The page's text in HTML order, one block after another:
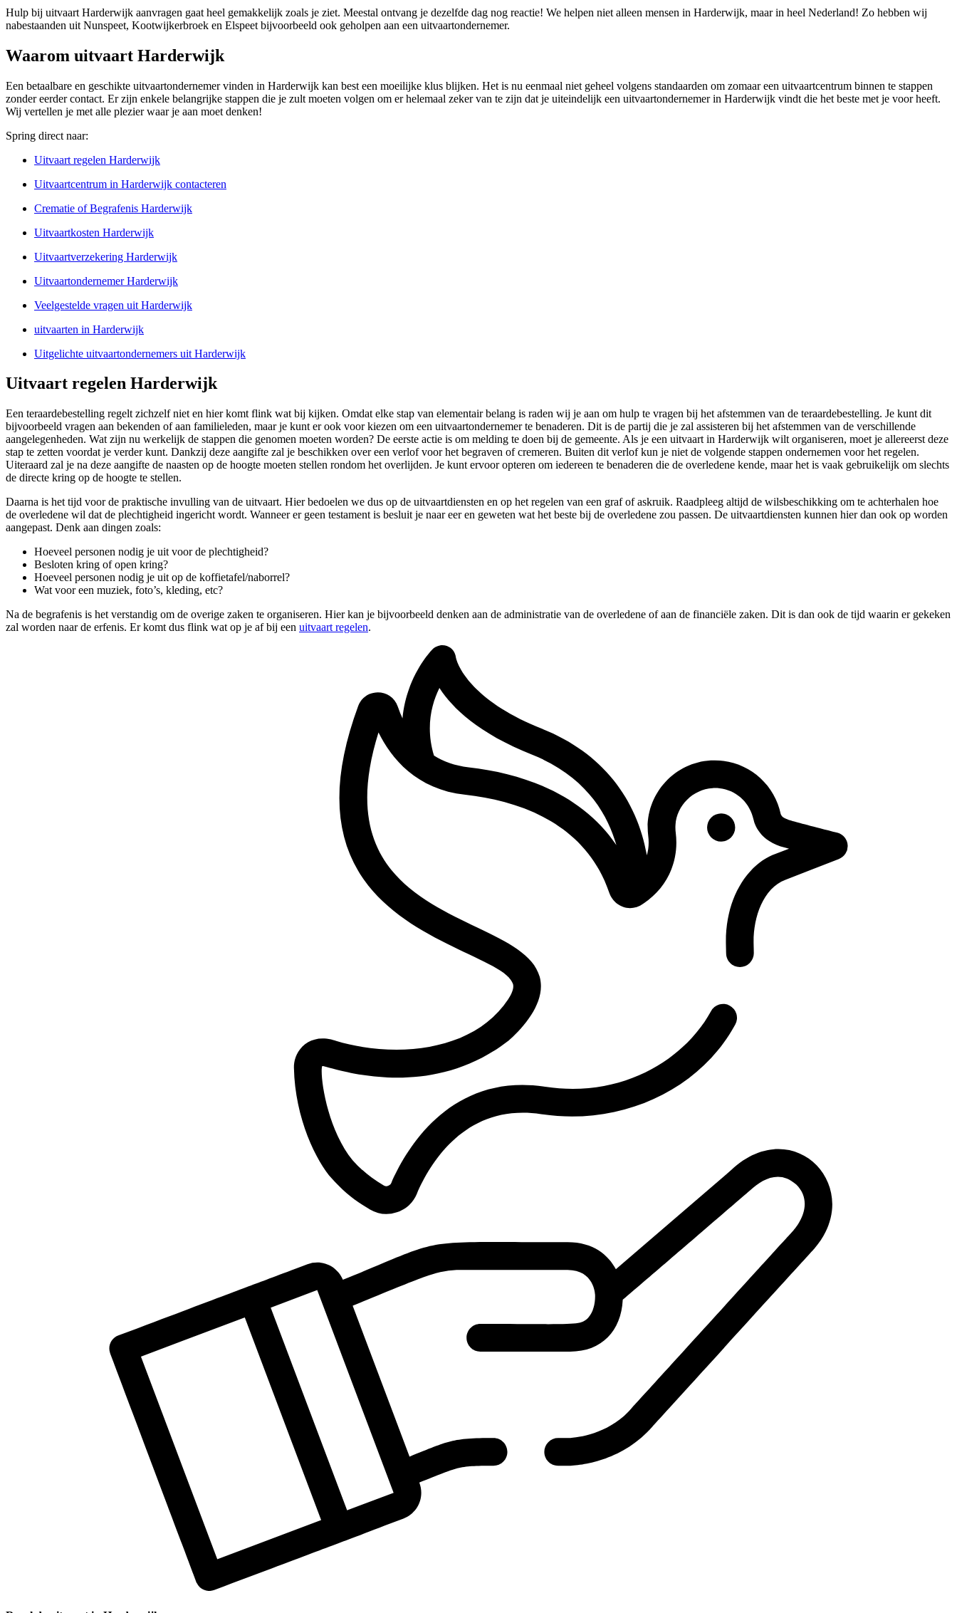
Hulp bij uitvaart Harderwijk aanvragen gaat heel gemakkelijk zoals je ziet. Meestal ontvang je dezelfde dag nog reactie! We helpen niet alleen mensen in Harderwijk, maar in heel Nederland! Zo hebben wij
nabestaanden uit Nunspeet, Kootwijkerbroek en Elspeet bijvoorbeeld ook geholpen aan een uitvaartondernemer.
Waarom uitvaart Harderwijk
Een betaalbare en geschikte uitvaartondernemer vinden in Harderwijk kan best een moeilijke klus blijken. Het is nu eenmaal niet geheel volgens standaarden om zomaar een uitvaartcentrum binnen te stappen
zonder eerder contact. Er zijn enkele belangrijke stappen die je zult moeten volgen om er helemaal zeker van te zijn dat je uiteindelijk een uitvaartondernemer in Harderwijk vindt die het beste met je voor heeft.
Wij vertellen je met alle plezier waar je aan moet denken!
Spring direct naar:
Uitvaart regelen Harderwijk
Uitvaartcentrum in Harderwijk contacteren
Crematie of Begrafenis Harderwijk
Uitvaartkosten Harderwijk
Uitvaartverzekering Harderwijk
Uitvaartondernemer Harderwijk
Veelgestelde vragen uit Harderwijk
uitvaarten in Harderwijk
Uitgelichte uitvaartondernemers uit Harderwijk
Uitvaart regelen Harderwijk
Een teraardebestelling regelt zichzelf niet en hier komt flink wat bij kijken. Omdat elke stap van elementair belang is raden wij je aan om hulp te vragen bij het afstemmen van de teraardebestelling. Je kunt dit
bijvoorbeeld vragen aan bekenden of aan familieleden, maar je kunt er ook voor kiezen om een uitvaartondernemer te benaderen. Dit is de partij die je zal assisteren bij het afstemmen van de verschillende
aangelegenheden. Wat zijn nu werkelijk de stappen die genomen moeten worden? De eerste actie is om melding te doen bij de gemeente. Als je een uitvaart in Harderwijk wilt organiseren, moet je allereerst deze
stap te zetten voordat je verder kunt. Dankzij deze aangifte zal je beschikken over een verlof voor het begraven of cremeren. Buiten dit verlof kun je niet de volgende stappen ondernemen voor het regelen.
Uiteraard zal je na deze aangifte de naasten op de hoogte moeten stellen rondom het overlijden. Je kunt ervoor opteren om iedereen te benaderen die de overledene kende, maar het is vaak gebruikelijk om slechts
de directe kring op de hoogte te stellen.
Daarna is het tijd voor de praktische invulling van de uitvaart. Hier bedoelen we dus op de uitvaartdiensten en op het regelen van een graf of askruik. Raadpleeg altijd de wilsbeschikking om te achterhalen hoe
de overledene wil dat de plechtigheid ingericht wordt. Wanneer er geen testament is besluit je naar eer en geweten wat het beste bij de overledene zou passen. De uitvaartdiensten kunnen hier dan ook op worden
aangepast. Denk aan dingen zoals:
Hoeveel personen nodig je uit voor de plechtigheid?
Besloten kring of open kring?
Hoeveel personen nodig je uit op de koffietafel/naborrel?
Wat voor een muziek, foto’s, kleding, etc?
Na de begrafenis is het verstandig om de overige zaken te organiseren. Hier kan je bijvoorbeeld denken aan de administratie van de overledene of aan de financiële zaken. Dit is dan ook de tijd waarin er gekeken
zal worden naar de erfenis. Er komt dus flink wat op je af bij een uitvaart regelen.